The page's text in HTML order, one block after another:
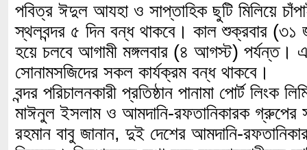
পবিত্র ঈদুল আযহা ও সাপ্তাহিক ছুটি মিলিয়ে
স্থলবন্দর ৫ দিন বন্ধ থাকবে। কাল শুক্রবার
হয়ে চলবে আগামী মঙ্গলবার (৪ আগস্ট) পর্যন্ত।
সোনামসজিদের সকল কার্যক্রম বন্ধ থাকবে।
বন্দর পরিচালনকারী প্রতিষ্ঠান পানামা পোর্ট লিংক
মাঈনুল ইসলাম ও আমদানি-রফতানিকারক গ্রুপের
রহমান বাবু জানান, দুই দেশের আমদানি-